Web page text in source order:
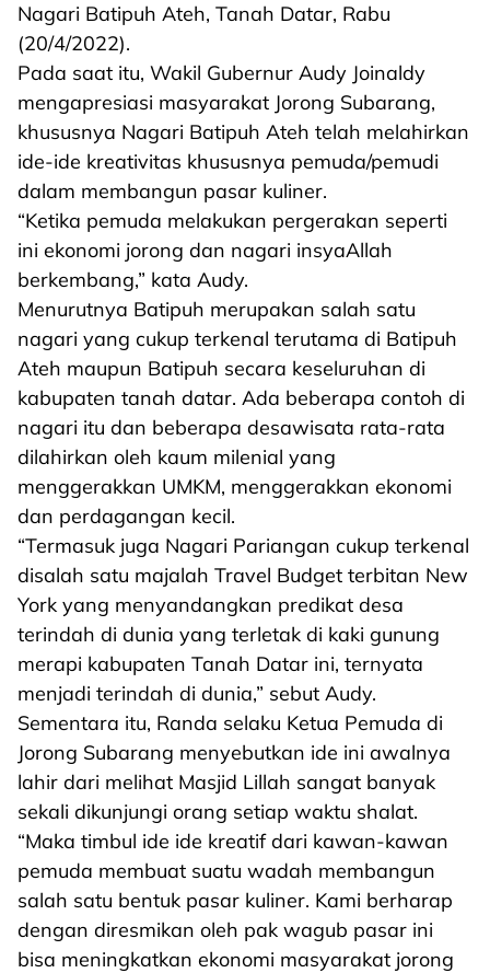
Nagari Batipuh Ateh, Tanah Datar, Rabu
(20/4/2022).
Pada saat itu, Wakil Gubernur Audy Joinaldy
mengapresiasi masyarakat Jorong Subarang,
khususnya Nagari Batipuh Ateh telah melahirkan
ide-ide kreativitas khususnya pemuda/pemudi
dalam membangun pasar kuliner.
“Ketika pemuda melakukan pergerakan seperti
ini ekonomi jorong dan nagari insyaAllah
berkembang,” kata Audy.
Menurutnya Batipuh merupakan salah satu
nagari yang cukup terkenal terutama di Batipuh
Ateh maupun Batipuh secara keseluruhan di
kabupaten tanah datar. Ada beberapa contoh di
nagari itu dan beberapa desawisata rata-rata
dilahirkan oleh kaum milenial yang
menggerakkan UMKM, menggerakkan ekonomi
dan perdagangan kecil.
“Termasuk juga Nagari Pariangan cukup terkenal
disalah satu majalah Travel Budget terbitan New
York yang menyandangkan predikat desa
terindah di dunia yang terletak di kaki gunung
merapi kabupaten Tanah Datar ini, ternyata
menjadi terindah di dunia,” sebut Audy.
Sementara itu, Randa selaku Ketua Pemuda di
Jorong Subarang menyebutkan ide ini awalnya
lahir dari melihat Masjid Lillah sangat banyak
sekali dikunjungi orang setiap waktu shalat.
“Maka timbul ide ide kreatif dari kawan-kawan
pemuda membuat suatu wadah membangun
salah satu bentuk pasar kuliner. Kami berharap
dengan diresmikan oleh pak wagub pasar ini
bisa meningkatkan ekonomi masyarakat jorong